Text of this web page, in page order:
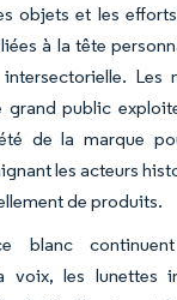
objets et les
à la tête
Les
grand public
de la marque
les acteurs
de produits.
blanc
voix, les lunettes